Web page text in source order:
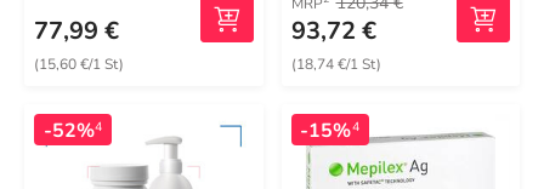
77,99 €
(15,60 €/1 St)
93,72 €
(18,74 €/1 St)
-52%4 -15%4